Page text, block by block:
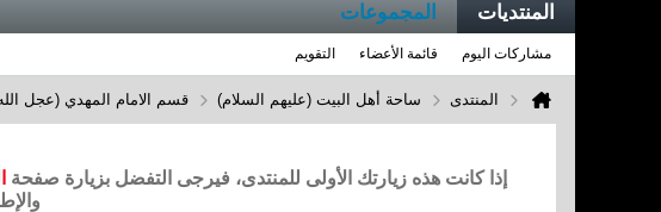
المنتديات المجموعات
مشاركات اليوم قائمة الأعضاء التقويم
المنتدى ساحة أهل البيت (عليهم السلام) قسم الامام المهدي (عجل
إذا كانت هذه زيارتك الأولى للمنتدى، فيرجى التفضل بزيارة صفحة